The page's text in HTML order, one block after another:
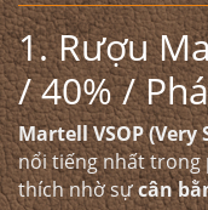
1.Rượu
/ 40% /
Martell VSOP (Very
nổi tiếng nhất trong
thích nhờ sựcân